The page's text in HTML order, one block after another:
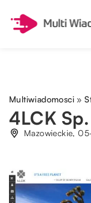
Multiwiadomosci »
4LCK
Mazowieckie,